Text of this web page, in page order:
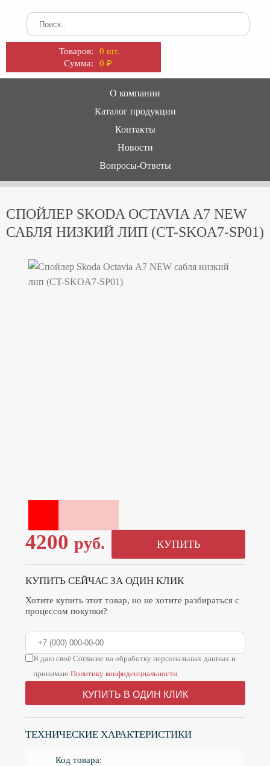
Товаров:
0 шт.
Сумма:
0₽
О компании
Каталог продукции
Контакты
Новости
Вопросы-Ответы
СПОЙЛЕР SKODA OCTAVIA А7 NEW
САБЛЯ НИЗКИЙ ЛИП (CT-SKOA7-SP01)
4200 руб. КУПИТЬ
КУПИТЬ СЕЙЧАС ЗА ОДИН КЛИК
Хотите купить этот товар, но не хотите разбираться с
процессом покупки?
Я даю своё Согласие на обработку персональных данных и
принимаю Политику конфиденциальности
КУПИТЬ В ОДИН КЛИК
ТЕХНИЧЕСКИЕ ХАРАКТЕРИСТИКИ
Код товара: